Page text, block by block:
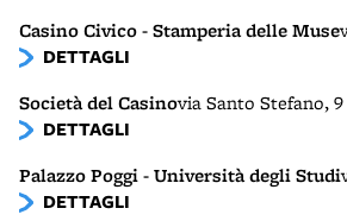
Casino Civico - Stamperia delle Muse
DETTAGLI
Società del Casinovia Santo Stefano, 9
DETTAGLI
Palazzo Poggi - Università degli Studi
DETTAGLI